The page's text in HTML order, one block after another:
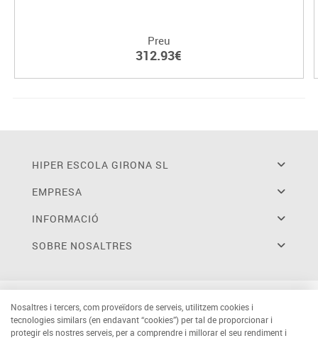
Preu
312.93€
HIPER ESCOLA GIRONA SL
EMPRESA
INFORMACIÓ
SOBRE NOSALTRES
Nosaltres i tercers, com proveïdors de serveis, utilitzem cookies i
tecnologies similars (en endavant “cookies”) per tal de proporcionar i
protegir els nostres serveis, per a comprendre i millorar el seu rendiment i